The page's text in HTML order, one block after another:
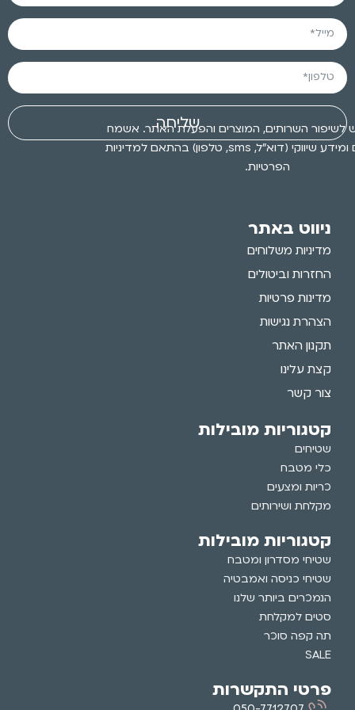
לשיפור השרותים, המוצרים והפעלת האתר. אשמח
לקבלת עדכונים ומידע שיווקי (דוא״ל, sms, טלפון) בהתאם למדיניות
הפרטיות.
שליחה
ניווט באתר
מדיניות משלוחים
החזרות וביטולים
מדינות פרטיות
הצהרת נגישות
תקנון האתר
קצת עלינו
צור קשר
קטגוריות מובילות
שטיחים
כלי מטבח
כריות ומצעים
מקלחת ושירותים
קטגוריות מובילות
שטיחי מסדרון ומטבח
שטיחי כניסה ואמבטיה
הנמכרים ביותר שלנו
סטים למקלחת
תה קפה סוכר
SALE
פרטי התקשרות